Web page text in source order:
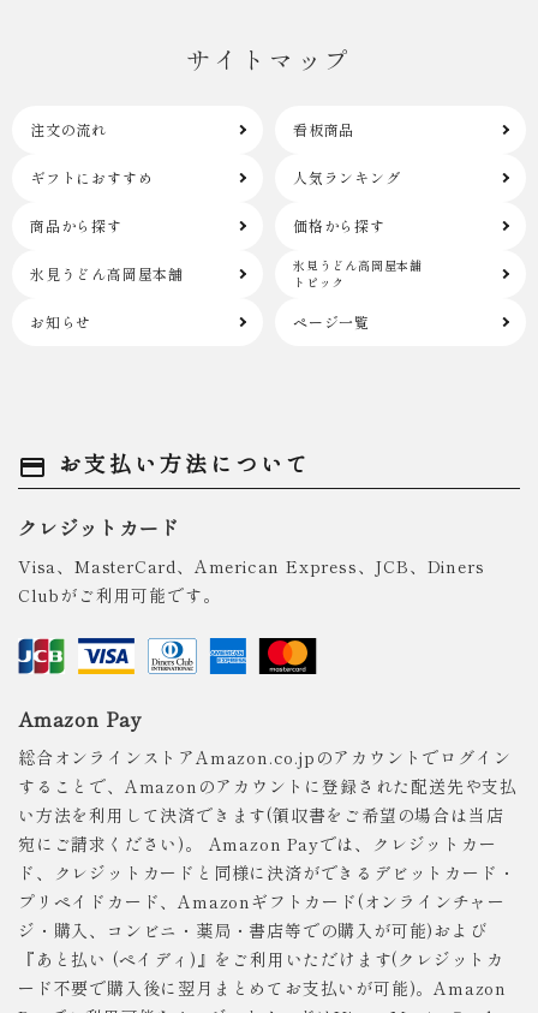
サイトマップ
注文の流れ 看板商品
ギフトにおすすめ 人気ランキング
商品から探す 価格から探す
氷見うどん高岡屋本舗
氷見うどん高岡屋本舗
トピック
お知らせ ページ一覧
payment お支払い方法について
クレジットカード
Visa、MasterCard、American Express、JCB、Diners
Clubがご利用可能です。
Amazon Pay
総合オンラインストアAmazon.co.jpのアカウントでログイン
することで、Amazonのアカウントに登録された配送先や支払
い方法を利用して決済できます(領収書をご希望の場合は当店
宛にご請求ください)。 Amazon Payでは、クレジットカー
ド、クレジットカードと同様に決済ができるデビットカード・
プリペイドカード、Amazonギフトカード(オンラインチャー
ジ・購入、コンビニ・薬局・書店等での購入が可能)および
『あと払い (ペイディ)』をご利用いただけます(クレジットカ
ード不要で購入後に翌月まとめてお支払いが可能)。Amazon